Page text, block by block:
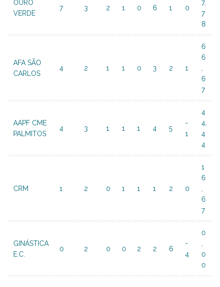
OURO
VERDE
7 3 2 1 0 6 1 0
7,
7
8
AFA SÃO
CARLOS
4 2 1 1 0 3 2 1
6
6
,
6
7
AAPF CME
PALMITOS
4 3 1 1 1 4 5
-
1
4
4,
4
4
CRM 1 2 0 1 1 1 2 0
1
6
,
6
7
GINÁSTICA
E.C.
0 2 0 0 2 2 6
-
4
0
,
0
0